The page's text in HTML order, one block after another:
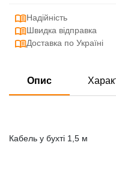
Надійність
Швидка відправка
Доставка по Україні
Опис
Кабель у бухті 1,5 м